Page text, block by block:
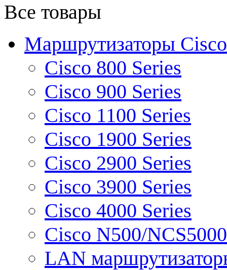
Все товары
Маршрутизаторы Cisco
Cisco 800 Series
Cisco 900 Series
Cisco 1100 Series
Cisco 1900 Series
Cisco 2900 Series
Cisco 3900 Series
Cisco 4000 Series
Cisco N500/
LAN